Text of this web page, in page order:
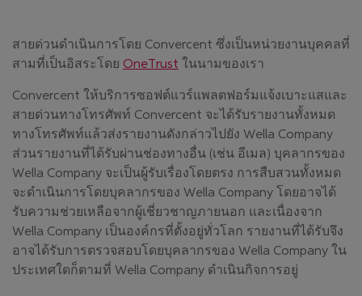
สายด่วนดำเนินการโดย Convercent ซึ่งเป็นหน่วยงานบุคคลที่
สามที่เป็นอิสระโดย OneTrust ในนามของเรา
Convercent ให้บริการซอฟต์แวร์แพลตฟอร์มแจ้งเบาะแสและ
สายด่วนทางโทรศัพท์ Convercent จะได้รับรายงานทั้งหมด
ทางโทรศัพท์แล้วส่งรายงานดังกล่าวไปยัง Wella Company
ส่วนรายงานที่ได้รับผ่านช่องทางอื่น (เช่น อีเมล) บุคลากรของ
Wella Company จะเป็นผู้รับเรื่องโดยตรง การสืบสวนทั้งหมด
จะดำเนินการโดยบุคลากรของ Wella Company โดยอาจได้
รับความช่วยเหลือจากผู้เชี่ยวชาญภายนอก และเนื่องจาก
Wella Company เป็นองค์กรที่ตั้งอยู่ทั่วโลก รายงานที่ได้รับจึง
อาจได้รับการตรวจสอบโดยบุคลากรของ Wella Company ใน
ประเทศใดก็ตามที่ Wella Company ดำเนินกิจการอยู่